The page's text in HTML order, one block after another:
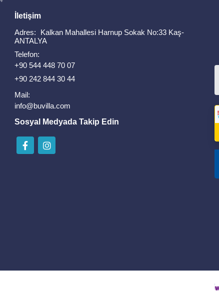
İletişim
Adres:
Kalkan Mahallesi Harnup Sokak No:33 Kaş-
ANTALYA
Telefon:
+90 544 448 70 07
+90 242 844 30 44
Mail:
info@buvilla.com
Sosyal Medyada Takip Edin